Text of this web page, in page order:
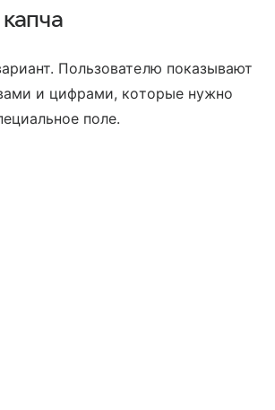
Пользователю показывают
и цифрами, которые нужно
поле.